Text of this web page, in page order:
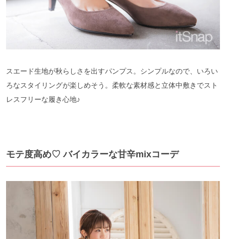
スエード生地が秋らしさを出すパンプス。シンプルなので、いろい
ろなスタイリングが楽しめそう。柔軟な素材感と立体中敷きでスト
レスフリーな履き心地♪
モテ度高め♡ バイカラーな甘辛mixコーデ